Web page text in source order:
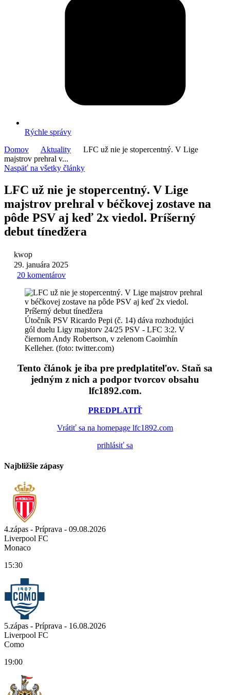
Rýchle správy
Domov
Aktuality
LFC už nie je stopercentný. V Lige
majstrov prehral v...
Naspäť na všetky články
LFC už nie je stopercentný. V Lige
majstrov prehral v béčkovej zostave na
pôde PSV aj keď 2x viedol. Príšerný
debut tínedžera
kwop
29. januára 2025
20 komentárov
Útočník PSV Ricardo Pepi (č. 14) dáva rozhodujúci
gól duelu Ligy majstorv 24/25 PSV - LFC 3:2. V
čiernom Andy Robertson, v zelenom Caoimhín
Kelleher. (foto: twitter.com)
Tento článok je iba pre predplatiteľov. Staň sa
jedným z nich a podpor tvorcov obsahu
lfc1892.com.
PREDPLATIŤ
Vrátiť sa na homepage lfc1892.com
prihlásiť sa
Najbližšie zápasy
4.zápas - Príprava - 09.08.2026
Liverpool FC
Monaco
15:30
5.zápas - Príprava - 16.08.2026
Liverpool FC
Como
19:00